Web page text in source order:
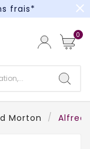
frais*
frais*
close
0
Morton Alfred